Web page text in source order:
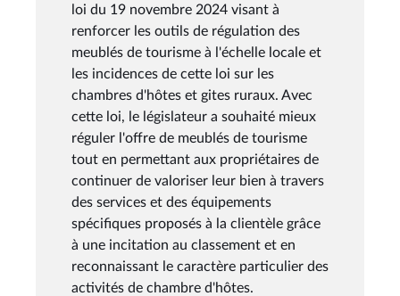
loi du 19 novembre 2024 visant à
renforcer les outils de régulation des
meublés de tourisme à l'échelle locale et
les incidences de cette loi sur les
chambres d'hôtes et gites ruraux. Avec
cette loi, le législateur a souhaité mieux
réguler l'offre de meublés de tourisme
tout en permettant aux propriétaires de
continuer de valoriser leur bien à travers
des services et des équipements
spécifiques proposés à la clientèle grâce
à une incitation au classement et en
reconnaissant le caractère particulier des
activités de chambre d'hôtes.